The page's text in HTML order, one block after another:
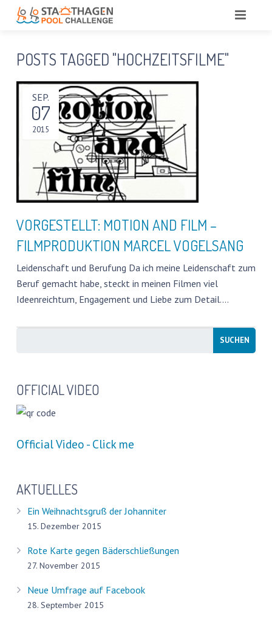
VISION
TEAM
TEAM DR. BLINDOW
DIE IDEE
STADTHAGEN POOL CHALLENGE
SPONSOREN
SPONSOREN VORGESTELLT
SERVICE
SCHWIMMEN LERNEN – EIN GESELLSCHAFTLICHER
PRESSESTIMMEN
POSTS TAGGED "HOCHZEITSFILME"
VORGESTELLT: MOTION AND FILM –
FILMPRODUKTION MARCEL VOGELSANG
SEP.
07
2015
Leidenschaft und Berufung Da ich meine Leidenschaft zum
Beruf gemacht habe, steckt in meinen Filmen viel
Ideenreichtum, Engagement und Liebe zum Detail.…
OFFICIAL VIDEO
Official Video - Click me
AKTUELLES
Ein Weihnachtsgruß der Johanniter
15. Dezember 2015
Rote Karte gegen Bäderschließungen
27. November 2015
Neue Umfrage auf Facebook
28. September 2015